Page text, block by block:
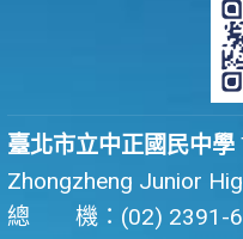
臺北市立中正國民中學
Zhongzheng Junior
總 機：(02) 2391-